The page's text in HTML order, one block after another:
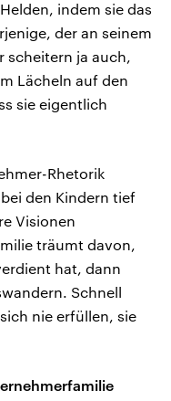
indem sie das
der an seinem
scheitern ja auch,
Lächeln auf den
sie eigentlich
Rhetorik
den Kindern tief
Visionen
träumt davon,
hat, dann
Schnell
nie erfüllen, sie